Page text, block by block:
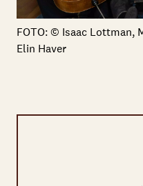
FOTO: © Isaac Lottman,
Elin Haver